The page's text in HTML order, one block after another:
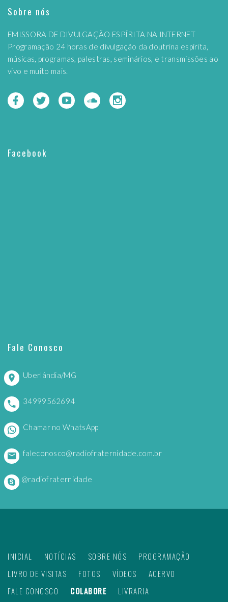
Sobre nós
EMISSORA DE DIVULGAÇÃO ESPÍRITA NA INTERNET
Programação 24 horas de divulgação da doutrina espírita,
músicas, programas, palestras, seminários, e transmissões ao
vivo e muito mais.
Facebook
Fale Conosco
Uberlândia/MG
34999562694
Chamar no WhatsApp
faleconosco@radiofraternidade.com.br
@radiofraternidade
INICIAL NOTÍCIAS SOBRE NÓS
PROGRAMAÇÃO
LIVRO DE VISITAS
FOTOS VÍDEOS
ACERVO
FALE CONOSCO
COLABORE LIVRARIA